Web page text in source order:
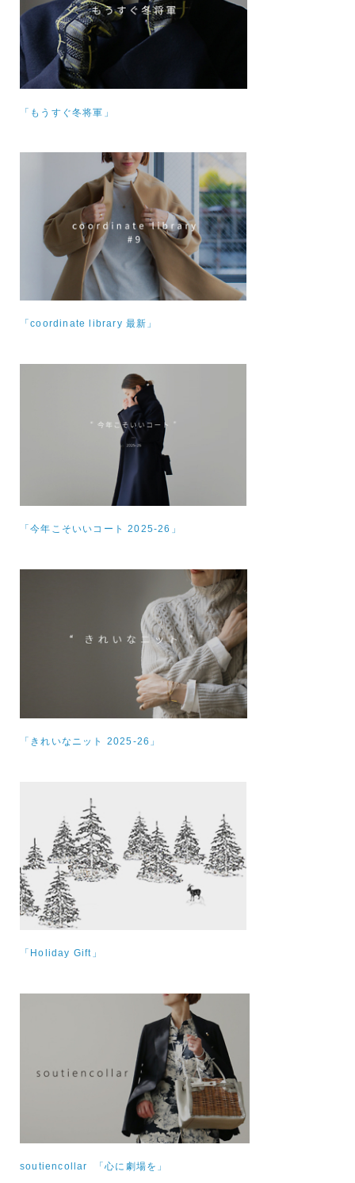
「もうすぐ冬将軍」
「coordinate library 最新」
「今年こそいいコート 2025-26」
「きれいなニット 2025-26」
「Holiday Gift」
soutiencollar 「心に劇場を」